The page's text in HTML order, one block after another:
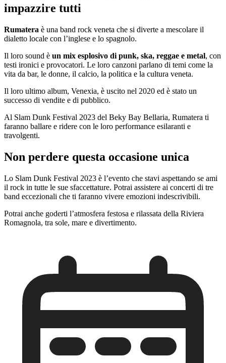
impazzire tutti
Rumatera è una band rock veneta che si diverte a mescolare il
dialetto locale con l’inglese e lo spagnolo.
Il loro sound è un mix esplosivo di punk, ska, reggae e metal, con
testi ironici e provocatori. Le loro canzoni parlano di temi come la
vita da bar, le donne, il calcio, la politica e la cultura veneta.
Il loro ultimo album, Venexia, è uscito nel 2020 ed è stato un
successo di vendite e di pubblico.
Al Slam Dunk Festival 2023 del Beky Bay Bellaria, Rumatera ti
faranno ballare e ridere con le loro performance esilaranti e
travolgenti.
Non perdere questa occasione unica
Lo Slam Dunk Festival 2023 è l’evento che stavi aspettando se ami
il rock in tutte le sue sfaccettature. Potrai assistere ai concerti di tre
band eccezionali che ti faranno vivere emozioni indescrivibili.
Potrai anche goderti l’atmosfera festosa e rilassata della Riviera
Romagnola, tra sole, mare e divertimento.